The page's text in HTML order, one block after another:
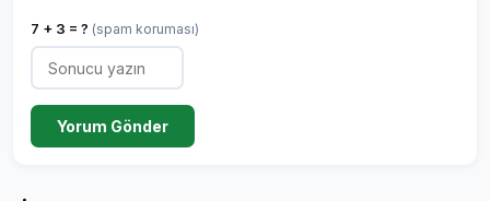
7 + 3 = ? (spam koruması)
Yorum Gönder